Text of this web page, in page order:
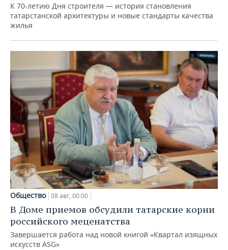
К 70-летию Дня строителя — история становления
татарстанской архитектуры и новые стандарты качества
жилья
Общество 08 авг, 00:00
В Доме приемов обсудили татарские корни
российского меценатства
Завершается работа над новой книгой «Квартал изящных
искусств ASG»